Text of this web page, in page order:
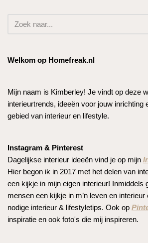
Welkom op Homefreak.nl
Mijn naam is Kimberley! Je vindt op deze
interieurtrends, ideeën voor jouw inrichting
gebied van interieur en lifestyle.
Instagram & Pinterest
Dagelijkse interieur ideeën vind je op mijn
Hier begon ik in 2017 met het delen van
een kijkje in mijn eigen interieur! Inmiddels
mensen een kijkje in m’n leven en
nodige interieur & lifestyletips. Ook op
inspiratie en ook foto's die mij inspireren.